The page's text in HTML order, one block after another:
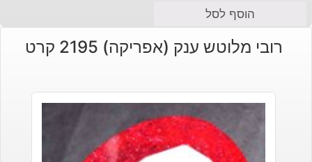
הוסף לסל
רובי מלוטש ענק (אפריקה) 2195 קרט